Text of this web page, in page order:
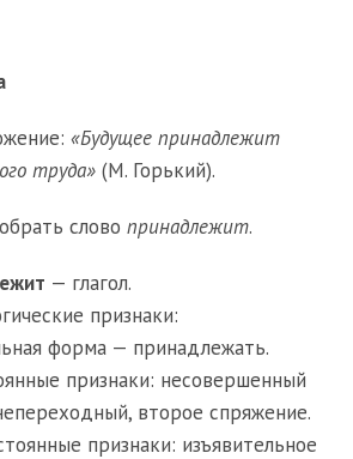
«Будущее принадлежит
труда» (М. Горький).
слово принадлежит.
— глагол.
признаки:
форма — принадлежать.
признаки: несовершенный
второе спряжение.
признаки: изъявительное